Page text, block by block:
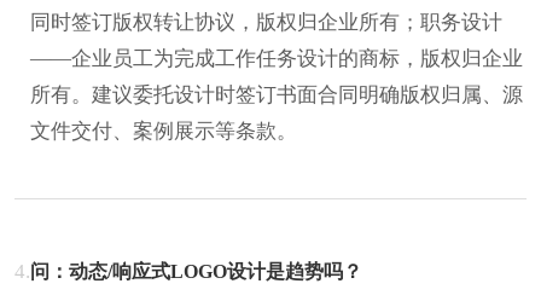
同时签订版权转让协议，版权归企业所有；职务设计
——企业员工为完成工作任务设计的商标，版权归企业
所有。建议委托设计时签订书面合同明确版权归属、源
文件交付、案例展示等条款。
4.问：动态/响应式LOGO设计是趋势吗？